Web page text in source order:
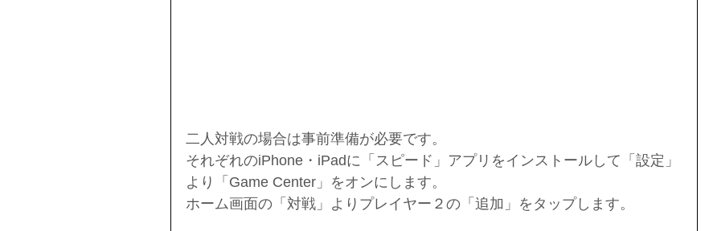
二人対戦の場合は事前準備が必要です。
それぞれのiPhone・iPadに「スピード」アプリをインストールして「設定」
より「Game Center」をオンにします。
ホーム画面の「対戦」よりプレイヤー２の「追加」をタップします。